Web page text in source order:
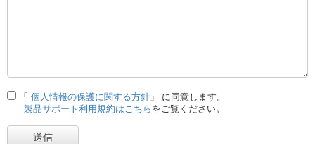
「 個人情報の保護に関する方針 」 に同意します。
製品サポート利用規約はこちら をご覧ください。
送信